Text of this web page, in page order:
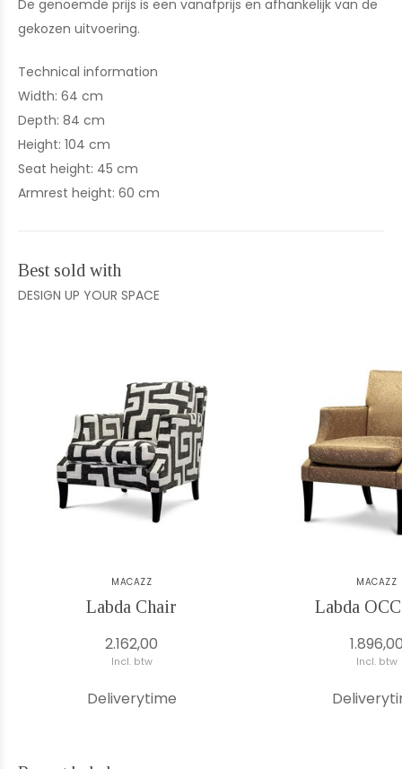
De genoemde prijs is een vanafprijs en afhankelijk van de
gekozen uitvoering.
Technical information
Width: 64 cm
Depth: 84 cm
Height: 104 cm
Seat height: 45 cm
Armrest height: 60 cm
Best sold with
DESIGN UP YOUR SPACE
MACAZZ
Labda Chair
2.162,00
Incl. btw
Deliverytime
MACAZZ
Labda
Incl. btw